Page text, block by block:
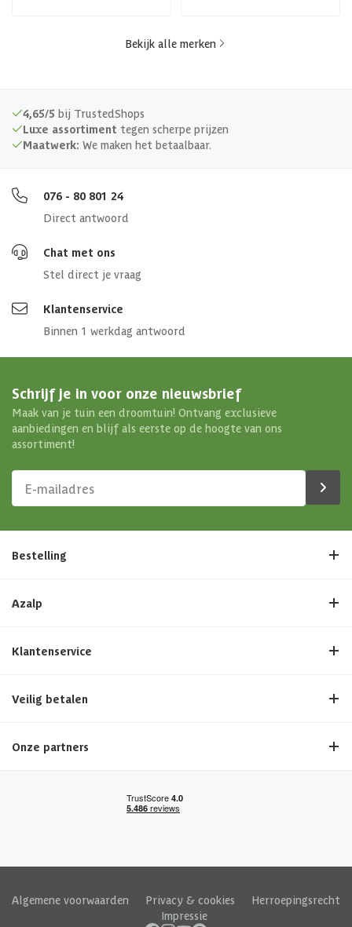
Bekijk alle merken
4,65/5 bij TrustedShops
Luxe assortiment tegen scherpe prijzen
Maatwerk: We maken het betaalbaar.
076 - 80 801 24
Direct antwoord
Chat met ons
Stel direct je vraag
Klantenservice
Binnen 1 werkdag antwoord
Schrijf je in voor onze nieuwsbrief
Maak van je tuin een droomtuin! Ontvang exclusieve
aanbiedingen en blijf als eerste op de hoogte van ons
assortiment!
Bestelling
Azalp
Klantenservice
Veilig betalen
Onze partners
Algemene voorwaarden Privacy & cookies
Herroepingsrecht
Impressie